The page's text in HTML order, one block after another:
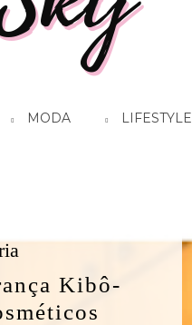
MODA LIFESTYLE
Kibô-